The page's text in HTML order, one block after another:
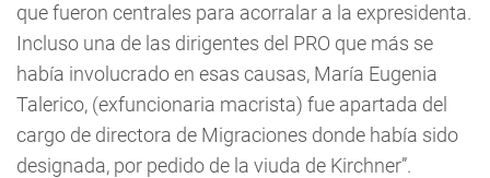
que fueron centrales para acorralar a la expresidenta.
Incluso una de las dirigentes del PRO que más se
había involucrado en esas causas, María Eugenia
Talerico, (exfuncionaria macrista) fue apartada del
cargo de directora de Migraciones donde había sido
designada, por pedido de la viuda de Kirchner”.